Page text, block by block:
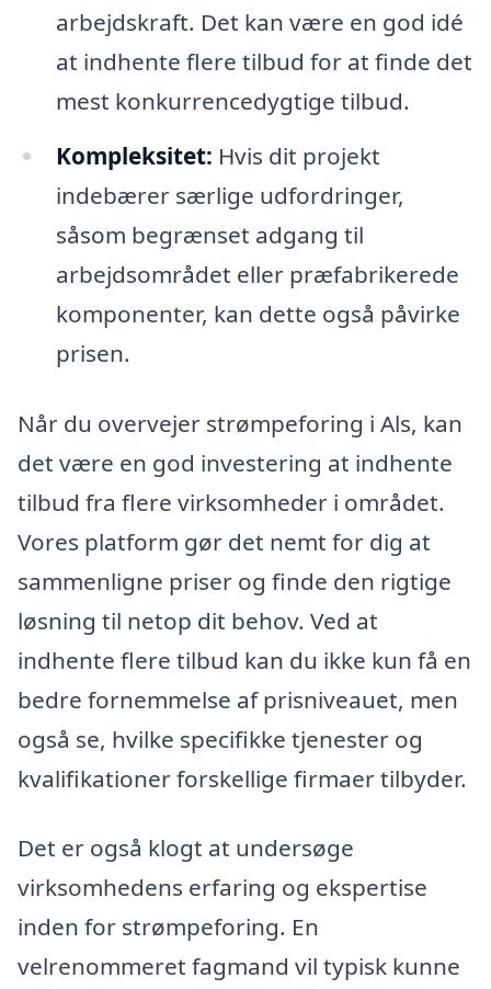
arbejdskraft. Det kan være en god idé
at indhente flere tilbud for at finde det
mest konkurrencedygtige tilbud.
Kompleksitet: Hvis dit projekt
indebærer særlige udfordringer,
såsom begrænset adgang til
arbejdsområdet eller præfabrikerede
komponenter, kan dette også påvirke
prisen.
Når du overvejer strømpeforing i Als, kan
det være en god investering at indhente
tilbud fra flere virksomheder i området.
Vores platform gør det nemt for dig at
sammenligne priser og finde den rigtige
løsning til netop dit behov. Ved at
indhente flere tilbud kan du ikke kun få en
bedre fornemmelse af prisniveauet, men
også se, hvilke specifikke tjenester og
kvalifikationer forskellige firmaer tilbyder.
Det er også klogt at undersøge
virksomhedens erfaring og ekspertise
inden for strømpeforing. En
velrenommeret fagmand vil typisk kunne